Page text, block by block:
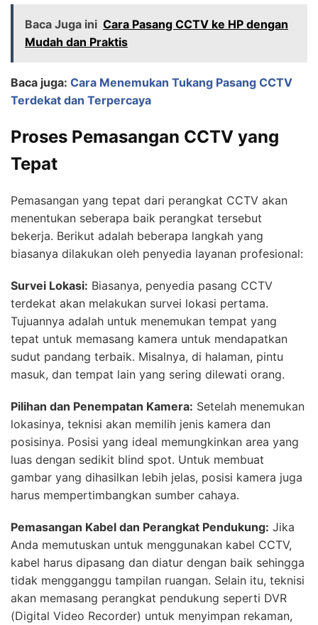
Baca Juga ini Cara Pasang CCTV ke HP dengan
Mudah dan Praktis
Baca juga: Cara Menemukan Tukang Pasang CCTV
Terdekat dan Terpercaya
Proses Pemasangan CCTV yang
Tepat
Pemasangan yang tepat dari perangkat CCTV akan
menentukan seberapa baik perangkat tersebut
bekerja. Berikut adalah beberapa langkah yang
biasanya dilakukan oleh penyedia layanan profesional:
Survei Lokasi: Biasanya, penyedia pasang CCTV
terdekat akan melakukan survei lokasi pertama.
Tujuannya adalah untuk menemukan tempat yang
tepat untuk memasang kamera untuk mendapatkan
sudut pandang terbaik. Misalnya, di halaman, pintu
masuk, dan tempat lain yang sering dilewati orang.
Pilihan dan Penempatan Kamera: Setelah menemukan
lokasinya, teknisi akan memilih jenis kamera dan
posisinya. Posisi yang ideal memungkinkan area yang
luas dengan sedikit blind spot. Untuk membuat
gambar yang dihasilkan lebih jelas, posisi kamera juga
harus mempertimbangkan sumber cahaya.
Pemasangan Kabel dan Perangkat Pendukung: Jika
Anda memutuskan untuk menggunakan kabel CCTV,
kabel harus dipasang dan diatur dengan baik sehingga
tidak mengganggu tampilan ruangan. Selain itu, teknisi
akan memasang perangkat pendukung seperti DVR
(Digital Video Recorder) untuk menyimpan rekaman,